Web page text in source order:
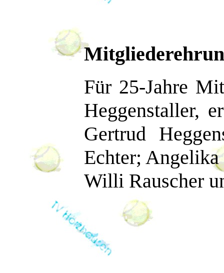
Für 25-Jahre
Heggenstaller,
Gertrud
Echter;
Willi Rauscher